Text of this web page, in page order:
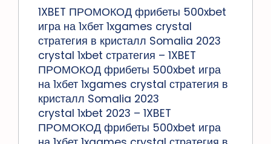
1XBET ПРОМОКОД фрибеты 500xbet
игра на 1хбет 1xgames crystal
стратегия в кристалл Somalia 2023
crystal 1xbet стратегия – 1XBET
ПРОМОКОД фрибеты 500xbet игра
на 1хбет 1xgames crystal стратегия в
кристалл Somalia 2023
crystal 1xbet 2023 – 1XBET
ПРОМОКОД фрибеты 500xbet игра